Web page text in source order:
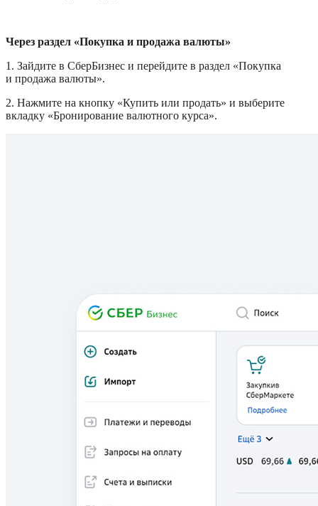
Через раздел «Покупка и продажа валюты»
1. Зайдите в СберБизнес и перейдите в раздел «Покупка
и продажа валюты».
2. Нажмите на кнопку «Купить или продать» и выберите
вкладку «Бронирование валютного курса».